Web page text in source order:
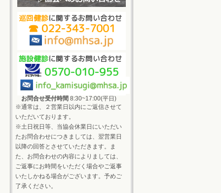
巡回健診に関するお問い合わせ
☎ 022-343-7001
施設健診に関するお問い合わせ
0570-010-955
お問合せ受付時間 8:30~17:00(平日)
※通常は、２営業日以内にご返信させて
いただいております。
※土日祝日等、当協会休業日にいただい
たお問合わせにつきましては、翌営業日
以降の回答とさせていただきます。ま
た、お問合わせの内容によりましては、
ご返事にお時間をいただく場合やご返事
いたしかねる場合がございます。予めご
了承ください。